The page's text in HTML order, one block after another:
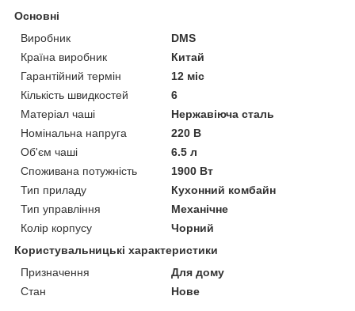
Основні
Виробник
DMS
Країна виробник
Китай
Гарантійний термін
12 міс
Кількість швидкостей
6
Матеріал чаші
Нержавіюча сталь
Номінальна напруга
220 В
Об'єм чаші
6.5 л
Споживана потужність
1900 Вт
Тип приладу
Кухонний комбайн
Тип управління
Механічне
Колір корпусу
Чорний
Користувальницькі характеристики
Призначення
Для дому
Стан
Нове